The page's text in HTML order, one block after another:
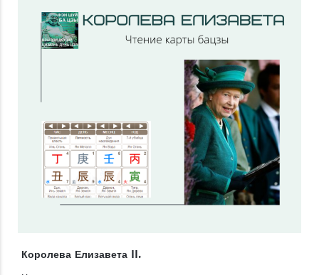
Королева Елизавета II.